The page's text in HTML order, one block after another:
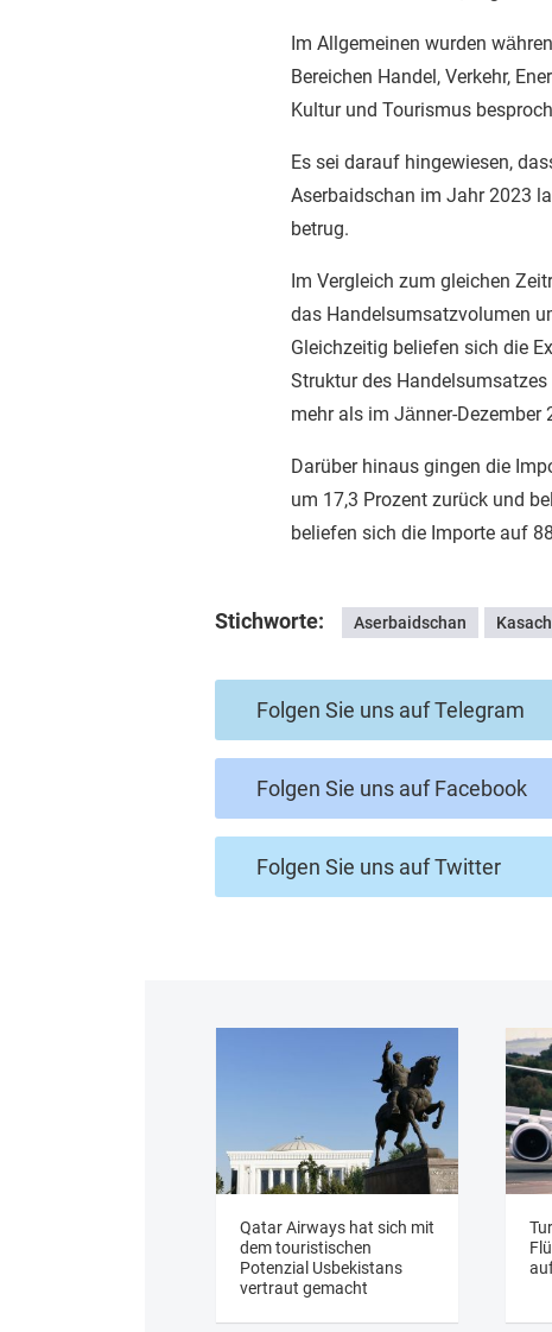
Im Allgemeinen wurden
Bereichen Handel, Verkehr,
Kultur und Tourismus
Es sei darauf hingewiesen,
Aserbaidschan im Jahr 2023
betrug.
Im Vergleich zum gleichen
das Handelsumsatzvolumen
Gleichzeitig beliefen sich die
Struktur des
mehr als im Jänner-Dezember
Darüber hinaus gingen die
um 17,3 Prozent zurück und
beliefen sich die Importe auf
Stichworte: Aserbaidschan
Folgen Sie uns auf Telegram
Folgen Sie uns auf Facebook
Folgen Sie uns auf Twitter
Qatar Airways hat sich mit
dem touristischen
Potenzial Usbekistans
vertraut gemacht